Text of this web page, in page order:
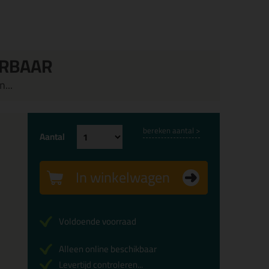
Aantal bereken aantal >
In winkelwagen
Voldoende voorraad
Alleen online beschikbaar
Levertijd controleren...